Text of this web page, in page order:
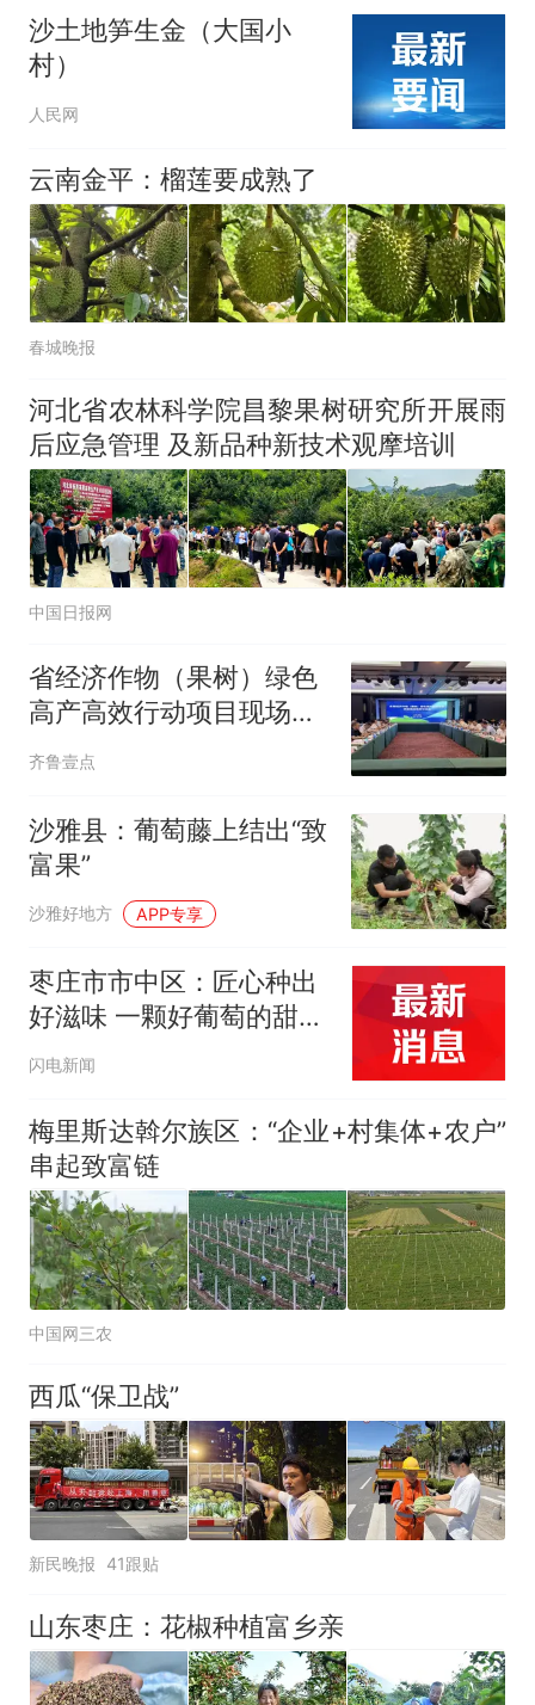
沙土地笋生金（大国小
村）
人民网
云南金平：榴莲要成熟了
春城晚报
河北省农林科学院昌黎果树研究所开展雨
后应急管理 及新品种新技术观摩培训
中国日报网
省经济作物（果树）绿色
高产高效行动项目现场观
摩交流会落地栖霞
齐鲁壹点
沙雅县：葡萄藤上结出“致
富果”
沙雅好地方 APP专享
枣庄市市中区：匠心种出
好滋味 一颗好葡萄的甜蜜
养成记
闪电新闻
梅里斯达斡尔族区：“企业+村集体+农户”
串起致富链
中国网三农
西瓜“保卫战”
新民晚报 41跟贴
山东枣庄：花椒种植富乡亲